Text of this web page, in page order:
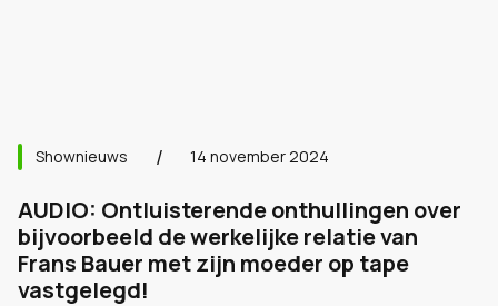
Shownieuws 14 november 2024
AUDIO: Ontluisterende onthullingen over
bijvoorbeeld de werkelijke relatie van
Frans Bauer met zijn moeder op tape
vastgelegd!